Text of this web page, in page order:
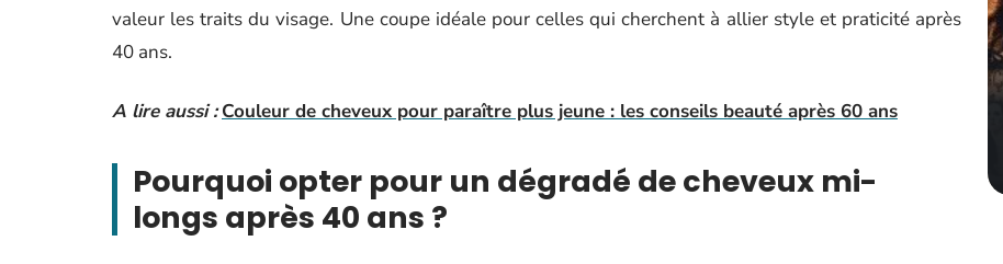
valeur les traits du visage. Une coupe idéale pour celles qui cherchent à allier style et praticité après
40 ans.
A lire aussi : Couleur de cheveux pour paraître plus jeune : les conseils beauté après 60 ans
Pourquoi opter pour un dégradé de cheveux mi-
longs après 40 ans ?